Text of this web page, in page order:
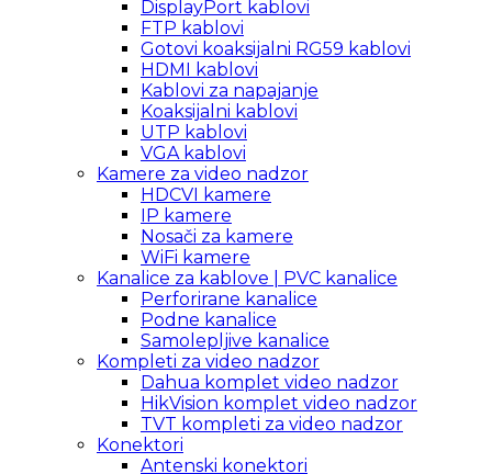
DisplayPort kablovi
FTP kablovi
Gotovi koaksijalni RG59 kablovi
HDMI kablovi
Kablovi za napajanje
Koaksijalni kablovi
UTP kablovi
VGA kablovi
Kamere za video nadzor
HDCVI kamere
IP kamere
Nosači za kamere
WiFi kamere
Kanalice za kablove | PVC kanalice
Perforirane kanalice
Podne kanalice
Samolepljive kanalice
Kompleti za video nadzor
Dahua komplet video nadzor
HikVision komplet video nadzor
TVT kompleti za video nadzor
Konektori
Antenski konektori